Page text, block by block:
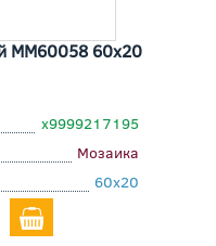
MM60058 60x20
х9999217195
Мозаика
60x20